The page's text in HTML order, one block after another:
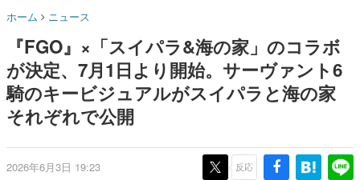
名作ゲームクリエイターの方々に製作時のエピソードをお
きます。
赫本
この物語を解いてはいけない。『赫本』は、〈試験問題〉
の形をした短編ホラー小説集です。
これからのデジタルゲーム市場を担う若きクリエイター達
の姿を追い、彼らのルーツと情熱を探っていきます。
ダム・カム』開発元やチェコの
プロ野球選手から称賛の声
ホーム ニュース
『FGO』×「スイパラ&海の家」のコラボ
が決定、7月1日より開始。サーヴァント6
騎のキービジュアルがスイパラと海の家
それぞれで公開
2026年6月3日 19:23 反応